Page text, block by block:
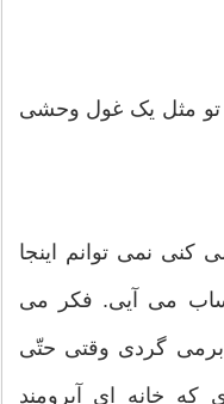
تو مثل یک غول وحشی
نمی توانم اینجا
می آیی. فکر می
گردی وقتی حتّی
که خانه ای آبرومند